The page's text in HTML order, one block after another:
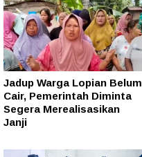
Jadup Warga Lopian Belum
Cair, Pemerintah Diminta
Segera Merealisasikan
Janji